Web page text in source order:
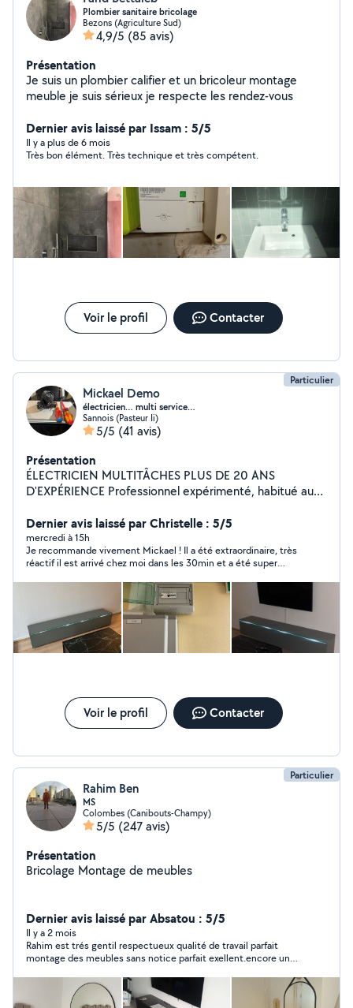
Plombier sanitaire bricolage
Bezons (Agriculture Sud)
4,9/5 (85 avis)
Présentation
Je suis un plombier califier et un bricoleur montage
meuble je suis sérieux je respecte les rendez-vous
Dernier avis laissé par Issam : 5/5
Il y a plus de 6 mois
Très bon élément. Très technique et très compétent.
Voir le profil Contacter
Particulier
Mickael Demo
électricien… multi service…
Sannois (Pasteur Ii)
5/5 (41 avis)
Présentation
ÉLECTRICIEN MULTITÂCHES PLUS DE 20 ANS
D'EXPÉRIENCE Professionnel expérimenté, habitué aux
interrupteurs, luminaires Fibre optique & caméras
Contrôle d'accès TV murale Petite plomberie Petits
travaux & dépannage Travail propre, soigné et sécurisé
Tout outillage professionnel fourni Intervention rapide
Travail garanti Sérieux Réactif Efficace.
Dernier avis laissé par Christelle : 5/5
mercredi à 15h
Je recommande vivement Mickael ! Il a été extraordinaire, très
réactif il est arrivé chez moi dans les 30min et a été super
remplacement de plaque de cuisson et m'a également aidé
pour remplacer la chasse d'eau ce qui n'était pas une mince
affaire (système non standard), merci encore pour tout !
Voir le profil Contacter
Particulier
Rahim Ben
MS
Colombes (Canibouts-Champy)
5/5 (247 avis)
Présentation
Bricolage Montage de meubles
Dernier avis laissé par Absatou : 5/5
Il y a 2 mois
Rahim est trés gentil respectueux qualité de travail parfait
montage des meubles sans notice parfait exellent.encore un